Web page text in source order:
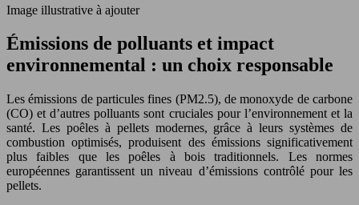
Image illustrative à ajouter
Émissions de polluants et impact
environnemental : un choix responsable
Les émissions de particules fines (PM2.5), de monoxyde de carbone
(CO) et d’autres polluants sont cruciales pour l’environnement et la
santé. Les poêles à pellets modernes, grâce à leurs systèmes de
combustion optimisés, produisent des émissions significativement
plus faibles que les poêles à bois traditionnels. Les normes
européennes garantissent un niveau d’émissions contrôlé pour les
pellets.